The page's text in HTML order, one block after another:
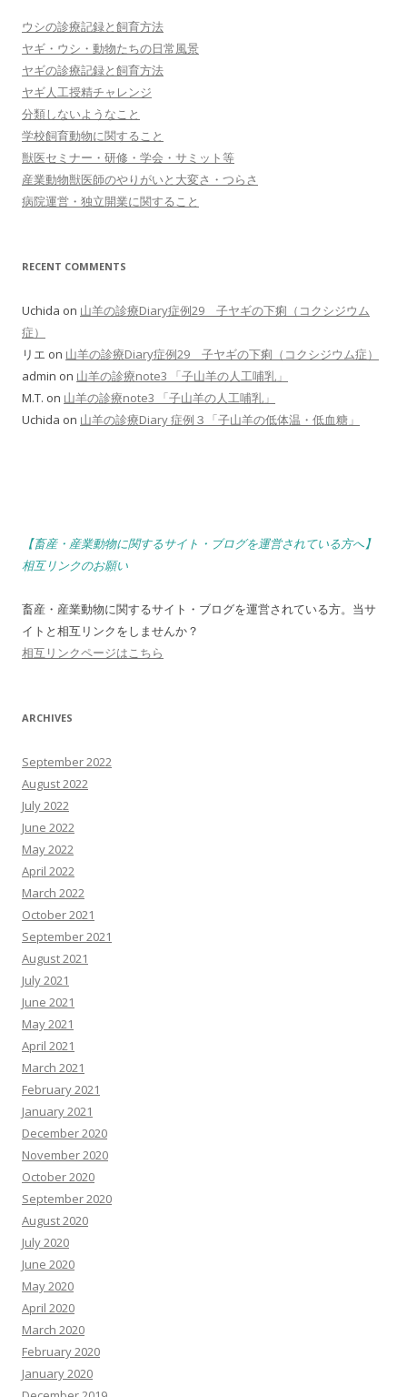
ウシの診療記録と飼育方法
ヤギ・ウシ・動物たちの日常風景
ヤギの診療記録と飼育方法
ヤギ人工授精チャレンジ
分類しないようなこと
学校飼育動物に関すること
獣医セミナー・研修・学会・サミット等
産業動物獣医師のやりがいと大変さ・つらさ
病院運営・独立開業に関すること
RECENT COMMENTS
Uchida on 山羊の診療Diary症例29 子ヤギの下痢（コクシジウム
症）
リエ on 山羊の診療Diary症例29 子ヤギの下痢（コクシジウム症）
admin on 山羊の診療note3 「子山羊の人工哺乳」
M.T. on 山羊の診療note3 「子山羊の人工哺乳」
Uchida on 山羊の診療Diary 症例３「子山羊の低体温・低血糖」
【畜産・産業動物に関するサイト・ブログを運営されている方へ】
相互リンクのお願い
畜産・産業動物に関するサイト・ブログを運営されている方。当サ
イトと相互リンクをしませんか？
相互リンクページはこちら
ARCHIVES
September 2022
August 2022
July 2022
June 2022
May 2022
April 2022
March 2022
October 2021
September 2021
August 2021
July 2021
June 2021
May 2021
April 2021
March 2021
February 2021
January 2021
December 2020
November 2020
October 2020
September 2020
August 2020
July 2020
June 2020
May 2020
April 2020
March 2020
February 2020
January 2020